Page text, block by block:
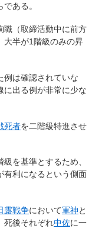
ある。
職（取締活動中に前方
大半が1階級のみの昇
例は確認されていな
に出る例が非常に少な
死者を二階級特進させ
を基準とするため、
有利になるという側面
露戦争において軍神と
死後それぞれ中佐に一